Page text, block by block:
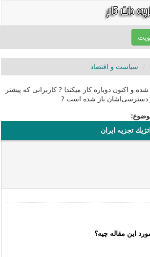
سیاست و اقتصاد
و اکنون دوباره کار میکند! ? کاربرانی که پیشتر
دسترسی‌اشان باز شده است ?
تجزيه ايران
این مقاله چیه؟